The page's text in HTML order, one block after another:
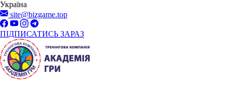
Україна
site@bizgame.top
ПІДПИСАТИСЬ ЗАРАЗ